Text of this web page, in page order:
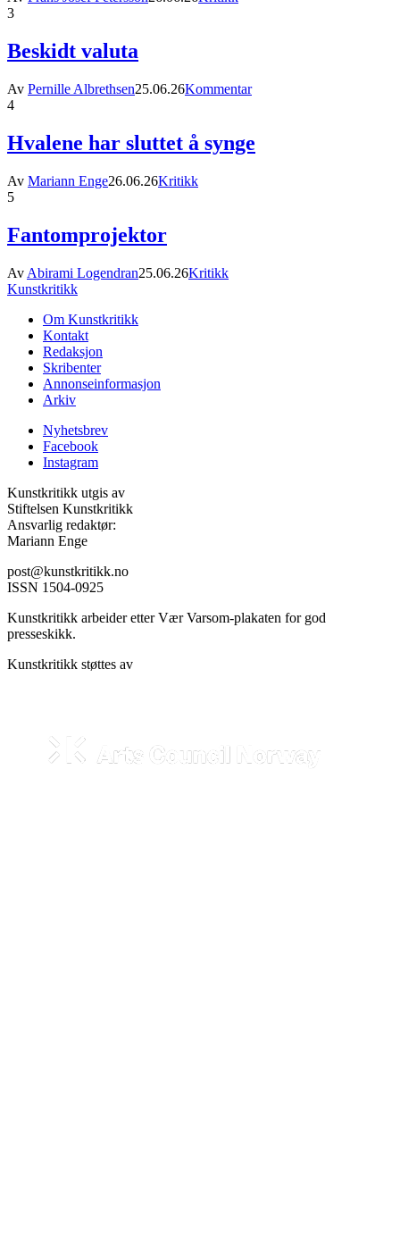
3
Beskidt valuta
Av Pernille Albrethsen25.06.26Kommentar
4
Hvalene har sluttet å synge
Av Mariann Enge26.06.26Kritikk
5
Fantomprojektor
Av Abirami Logendran25.06.26Kritikk
Kunstkritikk
Om Kunstkritikk
Kontakt
Redaksjon
Skribenter
Annonseinformasjon
Arkiv
Nyhetsbrev
Facebook
Instagram
Kunstkritikk utgis av
Stiftelsen Kunstkritikk
Ansvarlig redaktør:
Mariann Enge
post@kunstkritikk.no
ISSN 1504-0925
Kunstkritikk arbeider etter Vær Varsom-plakaten for god
presseskikk.
Kunstkritikk støttes av